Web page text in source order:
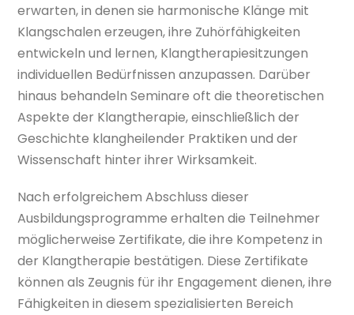
erwarten, in denen sie harmonische Klänge mit
Klangschalen erzeugen, ihre Zuhörfähigkeiten
entwickeln und lernen, Klangtherapiesitzungen
individuellen Bedürfnissen anzupassen. Darüber
hinaus behandeln Seminare oft die theoretischen
Aspekte der Klangtherapie, einschließlich der
Geschichte klangheilender Praktiken und der
Wissenschaft hinter ihrer Wirksamkeit.
Nach erfolgreichem Abschluss dieser
Ausbildungsprogramme erhalten die Teilnehmer
möglicherweise Zertifikate, die ihre Kompetenz in
der Klangtherapie bestätigen. Diese Zertifikate
können als Zeugnis für ihr Engagement dienen, ihre
Fähigkeiten in diesem spezialisierten Bereich